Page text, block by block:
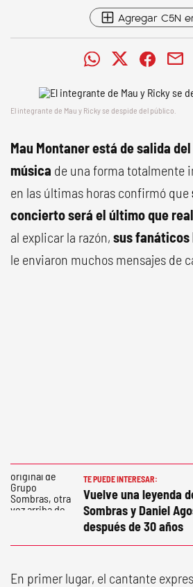
Agregar C5N
El integrante de Mau y Ricky se despide del público.
Mau Montaner está de salida
música de una forma totalmente
en las últimas horas confirmó que
concierto será el último que
al explicar la razón, sus fanáticos
le enviaron muchos mensajes de
TE PUEDE INTERESAR:
Vuelve una leyenda
Sombras y Daniel
después de 30 años
En primer lugar, el cantante